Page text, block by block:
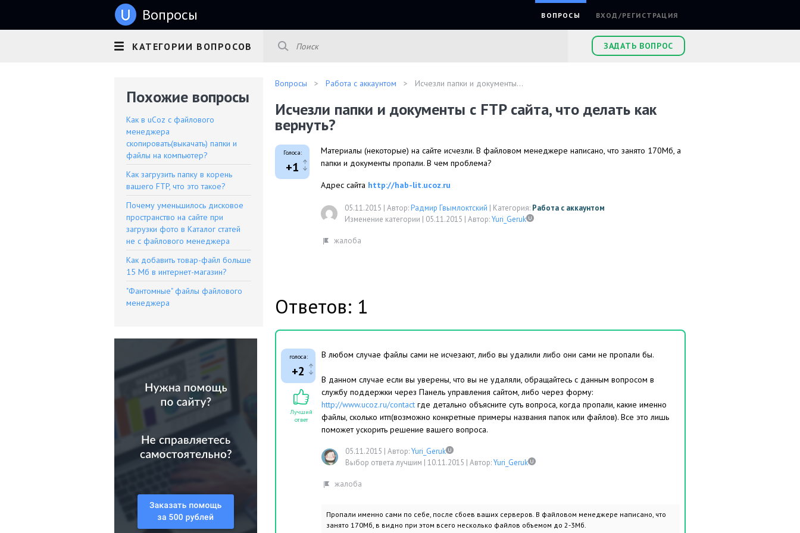
u Вопросы ВОПРОСЫ ВХОД/РЕГИСТРАЦИЯ
КАТЕГОРИИ ВОПРОСОВ ЗАДАТЬ ВОПРОС
Похожие вопросы
Как в uCoz с файлового
менеджера
скопировать(выкачать) папки и
файлы на компьютер?
Как загрузить папку в корень
вашего FTP, что это такое?
Почему уменьшилось дисковое
пространство на сайте при
загрузки фото в Каталог статей
не с файлового менеджера
Как добавить товар-файл больше
15 Мб в интернет-магазин?
"Фантомные" файлы файлового
менеджера
Вопросы Работа с аккаунтом Исчезли папки и документы...
Исчезли папки и документы с FTP сайта, что делать как
вернуть?
Голоса:
+1
Материалы (некоторые) на сайте исчезли. В файловом менеджере написано, что занято 170Мб, а
папки и документы пропали. В чем проблема?
Адрес сайта http://hab-lit.ucoz.ru
05.11.2015 | Автор:Радмир Гвымлоктский | Категория: Работа с аккаунтом
Изменение категории | 05.11.2015 | Автор:Yuri_Geruk
Ответов: 1
голоса:
+2
Лучший
ответ
В любом случае файлы сами не исчезают, либо вы удалили либо они сами не пропали бы.
В данном случае если вы уверены, что вы не удаляли, обращайтесь с данным вопросом в
службу поддержки через Панель управления сайтом, либо через форму:
http://www.ucoz.ru/contact где детально объясните суть вопроса, когда пропали, какие именно
файлы, сколько итп(возможно конкретные примеры названия папок или файлов). Все это лишь
поможет ускорить решение вашего вопроса.
05.11.2015 | Автор:Yuri_Geruk
Выбор ответа лучшим | 10.11.2015 | Автор:Yuri_Geruk
Пропали именно сами по себе, после сбоев ваших серверов. В файловом менеджере написано, что
занято 170Мб, в видно при этом всего несколько файлов объемом до 2-3Мб.